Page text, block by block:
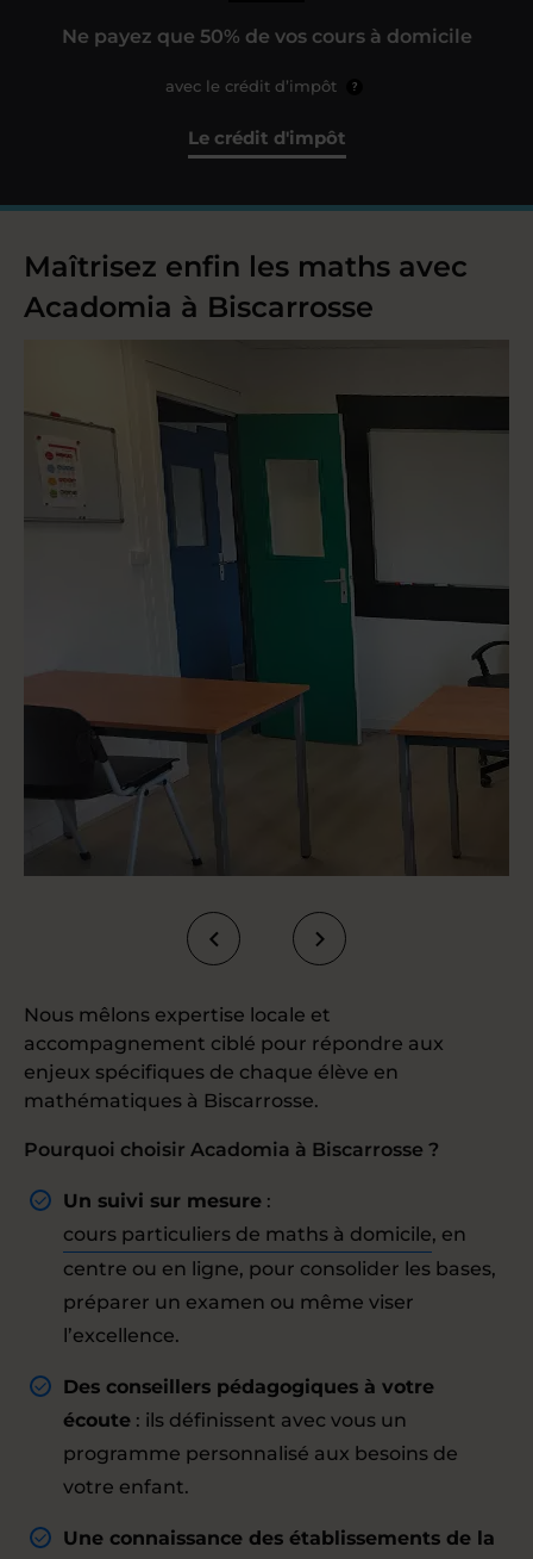
Ne payez que 50% de vos cours à domicile
avec le crédit d’impôt ?
Le crédit d'impôt
Maîtrisez enfin les maths avec
Acadomia à Biscarrosse
Nous mêlons expertise locale et
accompagnement ciblé pour répondre aux
enjeux spécifiques de chaque élève en
mathématiques à Biscarrosse.
Pourquoi choisir Acadomia à Biscarrosse ?
Un suivi sur mesure :
cours particuliers de maths à domicile, en
centre ou en ligne, pour consolider les bases,
préparer un examen ou même viser
l’excellence.
Des conseillers pédagogiques à votre
écoute : ils définissent avec vous un
programme personnalisé aux besoins de
votre enfant.
Une connaissance des établissements de la